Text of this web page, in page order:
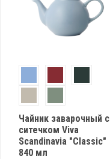
Чайник заварочный с
ситечком Viva
Scandinavia "Classic"
840 мл